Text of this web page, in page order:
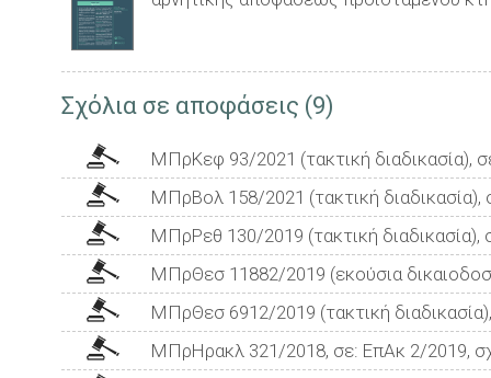
Σχόλια σε αποφάσεις (9)
ΜΠρΚεφ 93/2021 (τακτική διαδικασία),
ΜΠρΒολ 158/2021 (τακτική
ΜΠρΡεθ 130/2019 (τακτική
ΜΠρΘεσ 11882/2019 (εκούσια
ΜΠρΘεσ 6912/2019 (τακτική
ΜΠρΗρακλ 321/2018, σε: ΕπΑκ 2/2019,